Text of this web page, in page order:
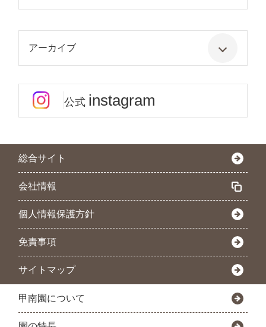
アーカイブ
公式 instagram
総合サイト
会社情報
個人情報保護方針
免責事項
サイトマップ
甲南園について